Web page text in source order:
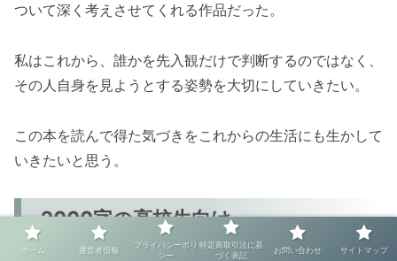
ついて深く考えさせてくれる作品だった。
私はこれから、誰かを先入観だけで判断するのではなく、
その人自身を見ようとする姿勢を大切にしていきたい。
この本を読んで得た気づきをこれからの生活にも生かして
いきたいと思う。
2000字の高校生向け
ホーム 運営者情報
プライバシーポリ
シー
特定商取引法に基
づく表記
お問い合わせ サイトマップ